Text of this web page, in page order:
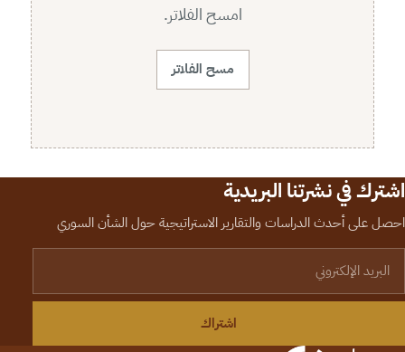
امسح الفلاتر.
مسح الفلاتر
اشترك في نشرتنا البريدية
احصل على أحدث الدراسات والتقارير الاستراتيجية حول الشأن السوري
اشتراك